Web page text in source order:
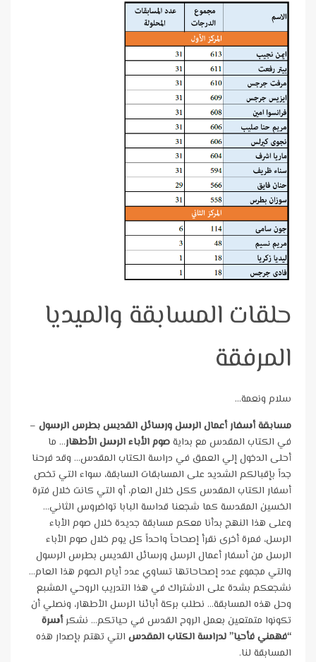
حلقات المسابقة والميديا
المرفقة
سلام ونعمة…
مسابقة أسفار أعمال الرسل ورسائل القديس بطرس الرسول –
في الكتاب المقدس مع بدايةصوم الأباء الرسل الأطهار… ما
أحلى الدخول إلي العمق في دراسة الكتاب المقدس… وقد فرحنا
جداً بإقبالكم الشديد على المسابقات السابقة، سواء التي تخص
أسفار الكتاب المقدس ككل خلال العام، أو التي كانت خلال فترة
الخسين المقدسة كما شجعنا قداسة البابا تواضروس الثاني…
وعلى هذا النهج بدأنا معكم مسابقة جديدة خلال صوم الأباء
الرسل، فمرة أخرى نقرأ إصحاحاً واحداً كل يوم خلال صوم الأباء
الرسل من أسفار أعمال الرسل ورسائل القديس بطرس الرسول
والتي مجموع عدد إصحاحاتها تساوي عدد أيام الصوم هذا العام…
نشجعكم بشدة على الاشتراك في هذا التدريب الروحي المشبع
وحل هذه المسابقة… نطلب بركة أبائنا الرسل الأطهار، ونصلي أن
تكونوا متمتعين بعمل الروح القدس في حياتكم… نشكرأسرة
“فهمني فأحيا” لدراسة الكتاب المقدس التي تهتم بإصدار هذه
المسابقة لنا.